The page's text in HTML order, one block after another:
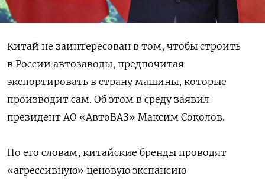
Китай не заинтересован в том, чтобы строить
в России автозаводы, предпочитая
экспортировать в страну машины, которые
производит сам. Об этом в среду заявил
президент АО «АвтоВАЗ» Максим Соколов.
По его словам, китайские бренды проводят
«агрессивную» ценовую экспансию